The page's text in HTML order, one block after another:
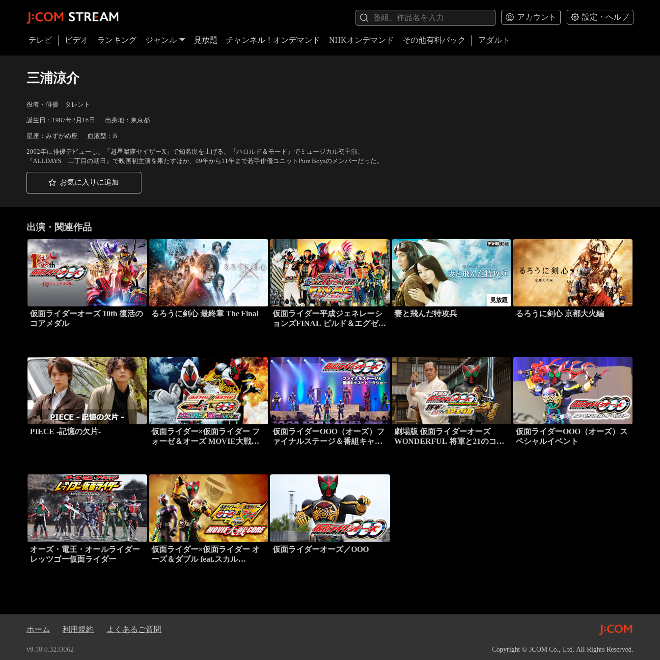
アカウント 設定・ヘルプ
テレビ ビデオ ランキング ジャンル 見放題 チャンネル！オンデマンド NHKオンデマンド その他有料パック アダルト
三浦涼介
役者・俳優 タレント
誕生日：1987年2月16日 出身地：東京都
星座：みずがめ座 血液型：B
2002年に俳優デビューし、「超星艦隊セイザーX」で知名度を上げる。『ハロルド＆モード』でミュージカル初主演、
『ALLDAYS 二丁目の朝日』で映画初主演を果たすほか、09年から11年まで若手俳優ユニットPure Boysのメンバーだった。
お気に入りに追加
出演・関連作品
仮面ライダーオーズ 10th 復活の
コアメダル
るろうに剣心 最終章 The Final
仮面ライダー平成ジェネレーシ
ョンズFINAL ビルド＆エグゼイ
見放題
妻と飛んだ特攻兵 るろうに剣心 京都大火編
PIECE -記憶の欠片-
仮面ライダー×仮面ライダー フ
ォーゼ＆オーズ MOVIE大戦
仮面ライダーOOO（オーズ）フ
ァイナルステージ＆番組キャス
劇場版 仮面ライダーオーズ
WONDERFUL 将軍と21のコア
仮面ライダーOOO（オーズ）ス
ペシャルイベント
オーズ・電王・オールライダー
レッツゴー仮面ライダー
仮面ライダー×仮面ライダー オ
ーズ＆ダブル feat.スカル
仮面ライダーオーズ／OOO
ホーム 利用規約 よくあるご質問
Copyright © JCOM Co., Ltd. All Rights Reserved.
v9.10.0.3233062